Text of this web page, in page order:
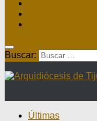
Buscar:
Últimas